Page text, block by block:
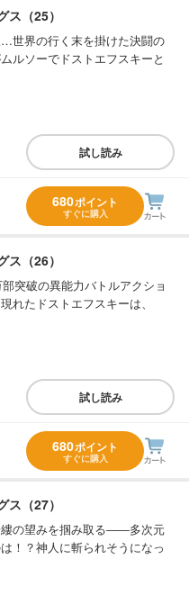
ス（25）
世界の行く末を掛けた決闘の
ルソーでドストエフスキーと
試し読み
680ポイント
すぐに購入
ス（26）
突破の異能力バトルアクショ
れたドストエフスキーは、
試し読み
680ポイント
すぐに購入
ス（27）
の望みを掴み取る――多次元
！？神人に斬られそうになっ